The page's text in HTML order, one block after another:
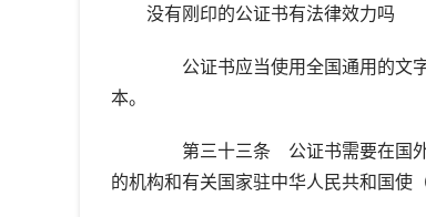
没有刚印的公证书有法律效力吗
公证书应当使用全国通用的文字
本。
第三十三条 公证书需要在国外
的机构和有关国家驻中华人民共和国使